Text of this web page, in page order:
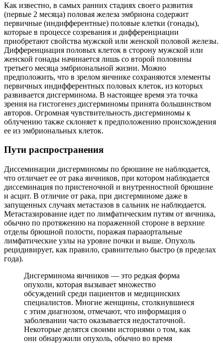
Как известно, в самых ранних стадиях своего развития
(первые 2 месяца) половая железа эмбриона содержит
первичные (индифферентные) половые клетки (гонады),
которые в процессе созревания и дифференциации
приобретают свойства мужской или женской половой железы.
Дифференциация половых клеток в сторону мужской или
женской гонады начинается лишь со второй половины
третьего месяца эмбриональной жизни. Можно
предположить, что в зрелом яичнике сохраняются элементы
первичных индифферентных половых клеток, из которых
развивается дисгерминома. В настоящее время эта точка
зрения на гистогенез дисгерминомы принята большинством
авторов. Огромная чувствительность дисгерминомы к
облучению также склоняет к предположению происхождения
ее из эмбриональных клеток.
Пути распространения
Диссеминации дисгерминомы по брюшине не наблюдается,
что отличает ее от рака яичников, при котором наблюдается
диссеминация по пристеночной и внутренностной брюшине
и асцит. В отличие от рака, при дисгерминоме даже в
запущенных случаях метастазов в сальник не наблюдается.
Метастазирование идет по лимфатическим путям от яичника,
обычно по протяжению на пораженной стороне в верхние
отделы брюшной полости, поражая парааортальные
лимфатические узлы на уровне почки и выше. Опухоль
рецидивирует, как правило, сравнительно быстро (в пределах
года).
Дисгерминома яичников — это редкая форма
опухоли, которая вызывает множество
обсуждений среди пациентов и медицинских
специалистов. Многие женщины, столкнувшиеся
с этим диагнозом, отмечают, что информация о
заболевании часто оказывается недостаточной.
Некоторые делятся своими историями о том, как
они обнаружили опухоль, обычно во время